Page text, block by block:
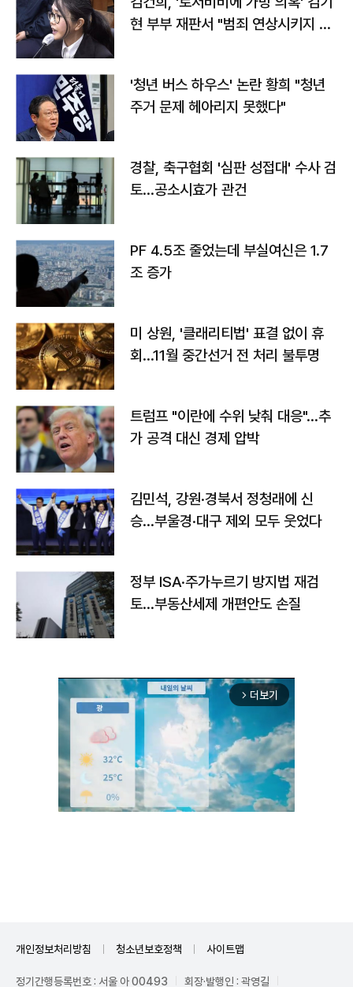
현 부부 재판서 "범죄 연상시키지 말
'청년 버스 하우스' 논란 황희 "청년
주거 문제 헤아리지 못했다"
경찰, 축구협회 '심판 성접대' 수사 검
토…공소시효가 관건
PF 4.5조 줄었는데 부실여신은 1.7
조 증가
미 상원, '클래리티법' 표결 없이 휴
회…11월 중간선거 전 처리 불투명
트럼프 "이란에 수위 낮춰 대응"…추
가 공격 대신 경제 압박
김민석, 강원·경북서 정청래에 신
승…부울경·대구 제외 모두 웃었다
정부 ISA·주가누르기 방지법 재검
토…부동산세제 개편안도 손질
arrow_forward_ios 더보기
개인정보처리방침 청소년보호정책 사이트맵
정기간행등록번호 : 서울 아 00493 회장·발행인 : 곽영길